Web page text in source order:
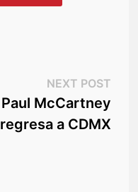
NEXT POST
Paul McCartney
regresa a CDMX